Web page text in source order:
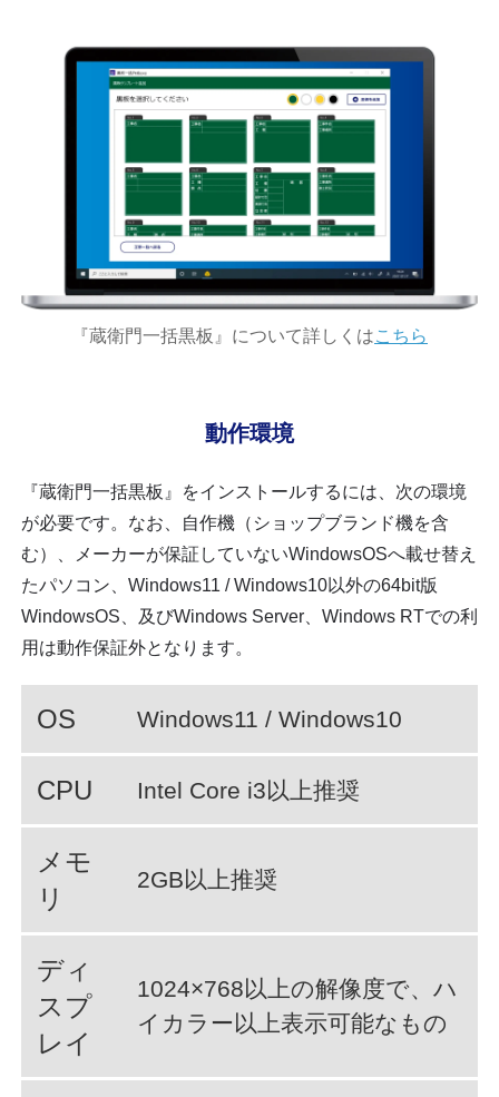
『蔵衛門一括黒板』について詳しくはこちら
動作環境
『蔵衛門一括黒板』をインストールするには、次の環境
が必要です。なお、自作機（ショップブランド機を含
む）、メーカーが保証していないWindowsOSへ載せ替え
たパソコン、Windows11 / Windows10以外の64bit版
WindowsOS、及びWindows Server、Windows RTでの利
用は動作保証外となります。
OS Windows11 / Windows10
CPU Intel Core i3以上推奨
メモ
リ
2GB以上推奨
ディ
スプ
レイ
1024×768以上の解像度で、ハ
イカラー以上表示可能なもの